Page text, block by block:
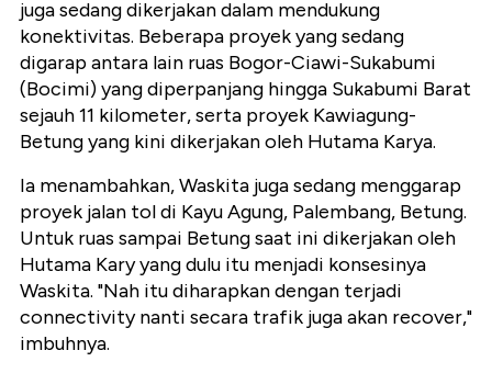
juga sedang dikerjakan dalam mendukung
konektivitas. Beberapa proyek yang sedang
digarap antara lain ruas Bogor-Ciawi-Sukabumi
(Bocimi) yang diperpanjang hingga Sukabumi Barat
sejauh 11 kilometer, serta proyek Kawiagung-
Betung yang kini dikerjakan oleh Hutama Karya.
Ia menambahkan, Waskita juga sedang menggarap
proyek jalan tol di Kayu Agung, Palembang, Betung.
Untuk ruas sampai Betung saat ini dikerjakan oleh
Hutama Kary yang dulu itu menjadi konsesinya
Waskita. "Nah itu diharapkan dengan terjadi
connectivity nanti secara trafik juga akan recover,"
imbuhnya.